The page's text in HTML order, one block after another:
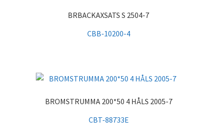
BRBACKAXSATS S 2504-7
CBB-10200-4
BROMSTRUMMA 200*50 4 HÅLS 2005-7
CBT-88733E